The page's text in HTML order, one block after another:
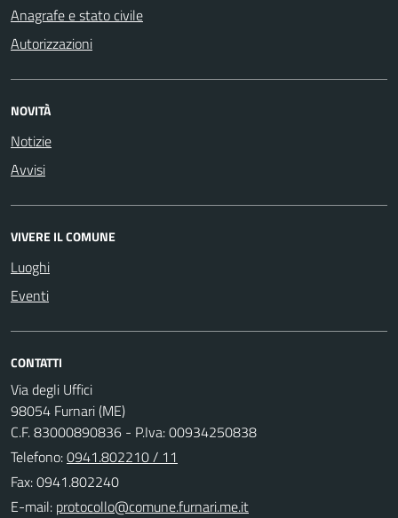
Anagrafe e stato civile
Autorizzazioni
NOVITÀ
Notizie
Avvisi
VIVERE IL COMUNE
Luoghi
Eventi
CONTATTI
Via degli Uffici
98054 Furnari (ME)
C.F. 83000890836 - P.Iva: 00934250838
Telefono:0941.802210 / 11
Fax: 0941.802240
E-mail: